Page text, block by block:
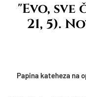
"Evo,
21, 5).
Papina kateheza na